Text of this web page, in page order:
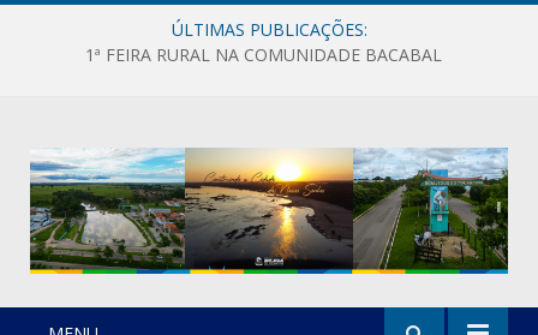
ÚLTIMAS PUBLICAÇÕES:
1ª FEIRA RURAL NA COMUNIDADE BACABAL